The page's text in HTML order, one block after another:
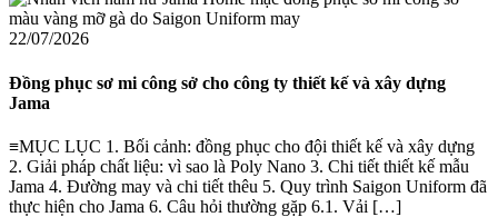
22/07/2026
Đồng phục sơ mi công sở cho công ty thiết kế và xây dựng
Jama
≡MỤC LỤC 1. Bối cảnh: đồng phục cho đội thiết kế và xây dựng
2. Giải pháp chất liệu: vì sao là Poly Nano 3. Chi tiết thiết kế mẫu
Jama 4. Đường may và chi tiết thêu 5. Quy trình Saigon Uniform đã
thực hiện cho Jama 6. Câu hỏi thường gặp 6.1. Vải […]